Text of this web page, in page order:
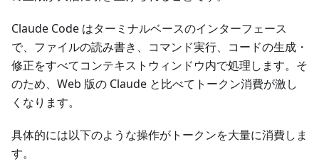
Claude Code はターミナルベースのインターフェース
で、ファイルの読み書き、コマンド実行、コードの生成・
修正をすべてコンテキストウィンドウ内で処理します。そ
のため、Web 版の Claude と比べてトークン消費が激し
くなります。
具体的には以下のような操作がトークンを大量に消費しま
す。